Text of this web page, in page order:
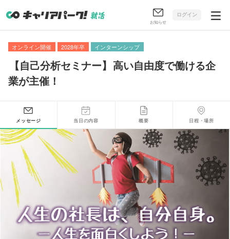
お知らせ
ログイン
オンライン開催 2028年卒 インターンシップ
【自己分析セミナー】 高い自由度で働ける企
業が主催！
メッセージ 当日の内容 概要 日程・場所